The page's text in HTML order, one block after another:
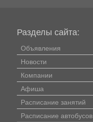
Разделы сайта:
Объявления
Новости
Компании
Афиша
Расписание занятий
Расписание автобусов